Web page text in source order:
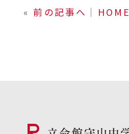
« 前の記事へ │ HOME